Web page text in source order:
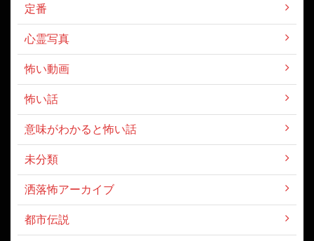
定番
心霊写真
怖い動画
怖い話
意味がわかると怖い話
未分類
洒落怖アーカイブ
都市伝説